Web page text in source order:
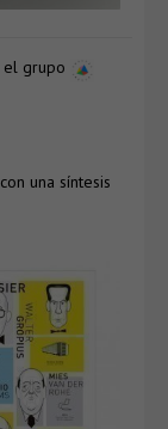
el grupo
una síntesis